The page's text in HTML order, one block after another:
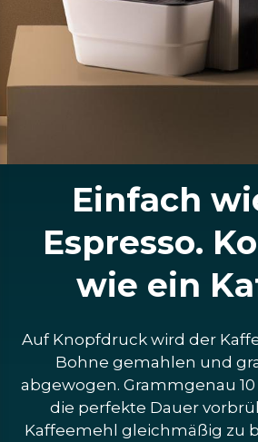
Einfach
Espresso.
wie ein
Auf Knopfdruck wird der
Bohne gemahlen und
abgewogen. Grammgenau
die perfekte Dauer
Kaffeemehl gleichmäßig zu